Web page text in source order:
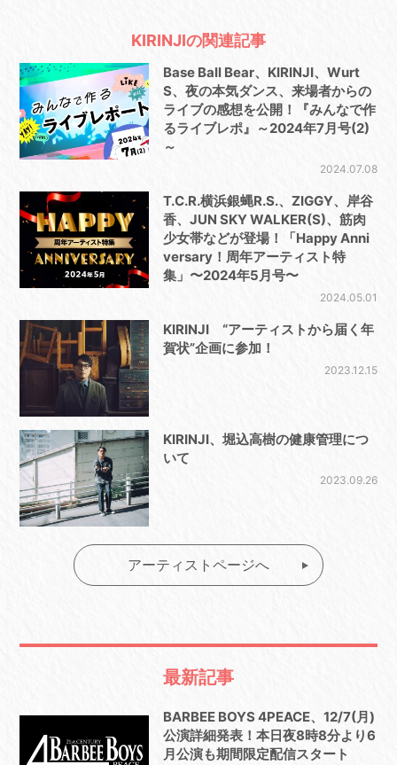
KIRINJIの関連記事
Base Ball Bear、KIRINJI、Wurt
S、夜の本気ダンス、来場者からの
ライブの感想を公開！『みんなで作
るライブレポ』～2024年7月号(2)
～
2024.07.08
T.C.R.横浜銀蝿R.S.、ZIGGY、岸谷
香、JUN SKY WALKER(S)、筋肉
少女帯などが登場！「Happy Anni
versary！周年アーティスト特
集」〜2024年5月号〜
2024.05.01
KIRINJI “アーティストから届く年
賀状”企画に参加！
2023.12.15
KIRINJI、堀込高樹の健康管理につ
いて
2023.09.26
アーティストページへ
最新記事
BARBEE BOYS 4PEACE、12/7(月)
公演詳細発表！本日夜8時8分より6
月公演も期間限定配信スタート